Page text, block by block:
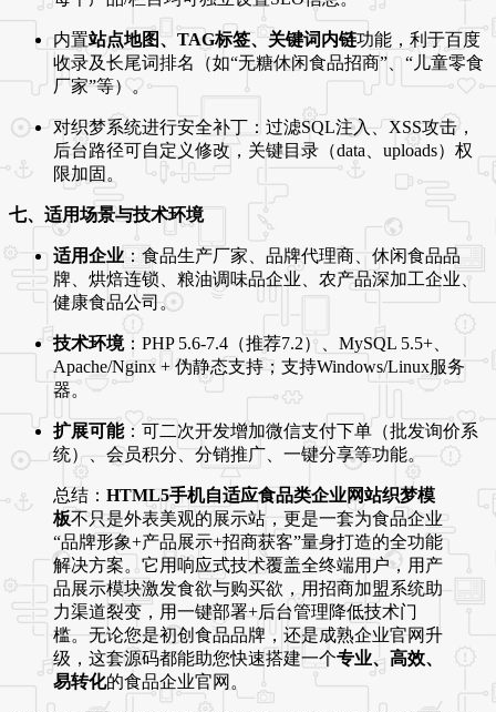
内置站点地图、TAG标签、关键词内链功能，利于百度
收录及长尾词排名（如“无糖休闲食品招商”、“儿童零食
厂家”等）。
对织梦系统进行安全补丁：过滤SQL注入、XSS攻击，
后台路径可自定义修改，关键目录（data、uploads）权
限加固。
七、适用场景与技术环境
适用企业 ：食品生产厂家、品牌代理商、休闲食品品
牌、烘焙连锁、粮油调味品企业、农产品深加工企业、
健康食品公司。
技术环境：PHP 5.6-7.4（推荐7.2）、MySQL 5.5+、
Apache/Nginx + 伪静态支持；支持Windows/Linux服务
器。
扩展可能：可二次开发增加微信支付下单（批发询价系
统）、会员积分、分销推广、一键分享等功能。
总结： HTML5手机自适应食品类企业网站织梦模
板不只是外表美观的展示站，更是一套为食品企业
“品牌形象+产品展示+招商获客”量身打造的全功能
解决方案。它用响应式技术覆盖全终端用户，用产
品展示模块激发食欲与购买欲，用招商加盟系统助
力渠道裂变，用一键部署+后台管理降低技术门
槛。无论您是初创食品品牌，还是成熟企业官网升
级，这套源码都能助您快速搭建一个专业、高效、
易转化的食品企业官网。